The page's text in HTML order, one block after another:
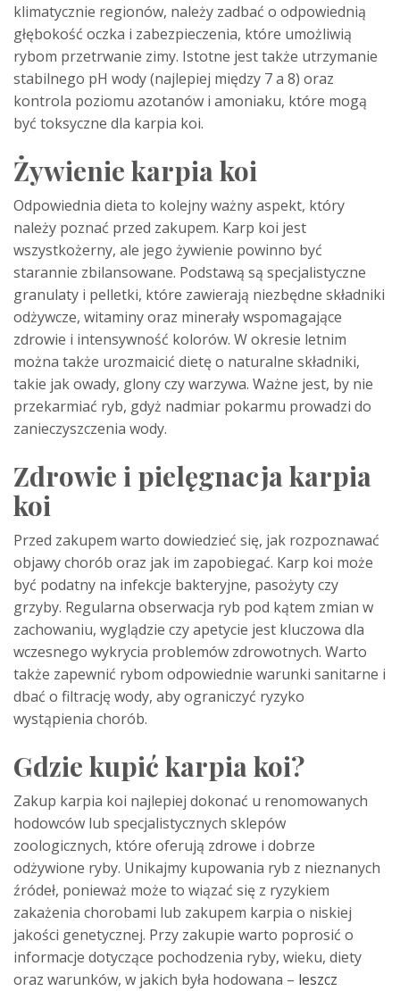
klimatycznie regionów, należy zadbać o odpowiednią
głębokość oczka i zabezpieczenia, które umożliwią
rybom przetrwanie zimy. Istotne jest także utrzymanie
stabilnego pH wody (najlepiej między 7 a 8) oraz
kontrola poziomu azotanów i amoniaku, które mogą
być toksyczne dla karpia koi.
Żywienie karpia koi
Odpowiednia dieta to kolejny ważny aspekt, który
należy poznać przed zakupem. Karp koi jest
wszystkożerny, ale jego żywienie powinno być
starannie zbilansowane. Podstawą są specjalistyczne
granulaty i pelletki, które zawierają niezbędne składniki
odżywcze, witaminy oraz minerały wspomagające
zdrowie i intensywność kolorów. W okresie letnim
można także urozmaicić dietę o naturalne składniki,
takie jak owady, glony czy warzywa. Ważne jest, by nie
przekarmiać ryb, gdyż nadmiar pokarmu prowadzi do
zanieczyszczenia wody.
Zdrowie i pielęgnacja karpia
koi
Przed zakupem warto dowiedzieć się, jak rozpoznawać
objawy chorób oraz jak im zapobiegać. Karp koi może
być podatny na infekcje bakteryjne, pasożyty czy
grzyby. Regularna obserwacja ryb pod kątem zmian w
zachowaniu, wyglądzie czy apetycie jest kluczowa dla
wczesnego wykrycia problemów zdrowotnych. Warto
także zapewnić rybom odpowiednie warunki sanitarne i
dbać o filtrację wody, aby ograniczyć ryzyko
wystąpienia chorób.
Gdzie kupić karpia koi?
Zakup karpia koi najlepiej dokonać u renomowanych
hodowców lub specjalistycznych sklepów
zoologicznych, które oferują zdrowe i dobrze
odżywione ryby. Unikajmy kupowania ryb z nieznanych
źródeł, ponieważ może to wiązać się z ryzykiem
zakażenia chorobami lub zakupem karpia o niskiej
jakości genetycznej. Przy zakupie warto poprosić o
informacje dotyczące pochodzenia ryby, wieku, diety
oraz warunków, w jakich była hodowana – leszcz